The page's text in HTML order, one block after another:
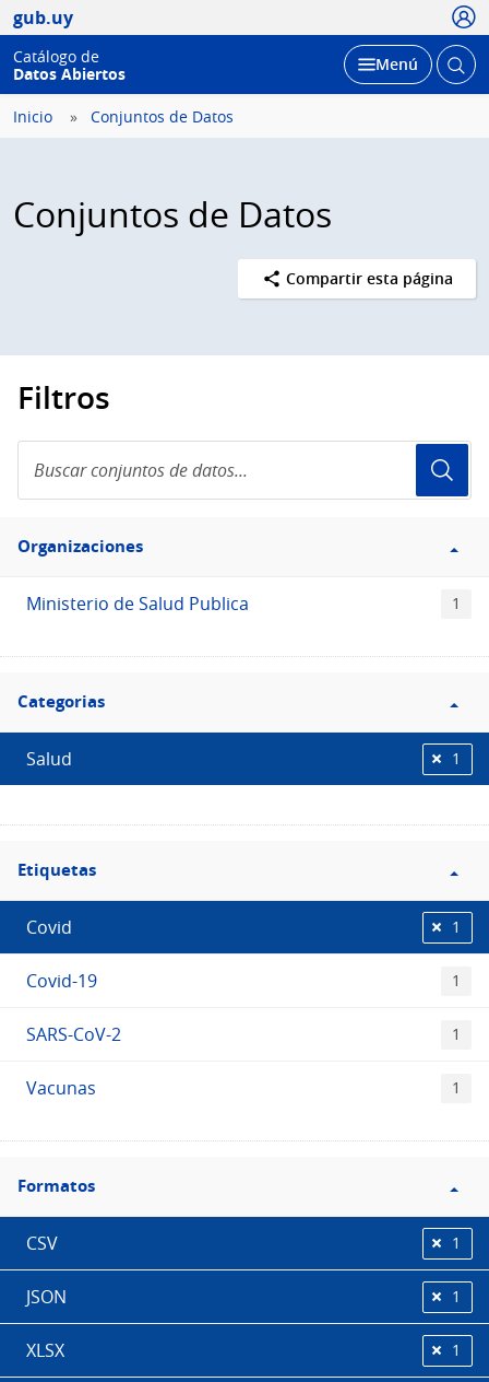
gub.uy
Catálogo de
Datos Abiertos
Desplegar
Menú Abrir
Inicio Conjuntos de Datos
Conjuntos de Datos
Compartir esta página
Filtros
conjuntos
de
Filtro
Organizaciones
Organizaciones
Ministerio de Salud Publica 1
Filtro
Categorias
Categorias
Salud 1
Filtro
Etiquetas
Etiquetas
Covid 1
Covid-19 1
SARS-CoV-2 1
Vacunas 1
Filtro
Formatos
Formatos
CSV 1
JSON 1
XLSX 1